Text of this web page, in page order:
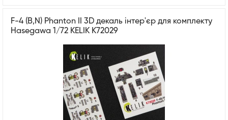
F-4 (B,N) Phanton II 3D декаль інтер'єр для комплекту
Hasegawa 1/72 KELIK K72029